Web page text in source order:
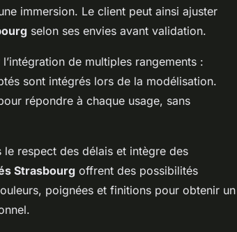
immersion. Le client peut ainsi ajuster
selon ses envies avant validation.
de multiples rangements :
sont intégrés lors de la modélisation.
répondre à chaque usage, sans
le respect des délais et intègre des
Strasbourg offrent des possibilités
poignées et finitions pour obtenir un